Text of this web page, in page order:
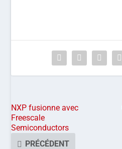
NXP fusionne avec
Freescale
Semiconductors
PRÉCÉDENT